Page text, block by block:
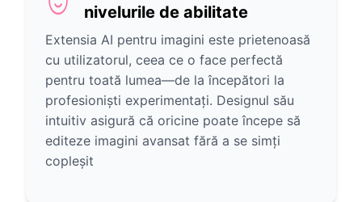
nivelurile de abilitate
Extensia AI pentru imagini este prietenoasă
cu utilizatorul, ceea ce o face perfectă
pentru toată lumea—de la începători la
profesioniști experimentați. Designul său
intuitiv asigură că oricine poate începe să
editeze imagini avansat fără a se simți
copleșit